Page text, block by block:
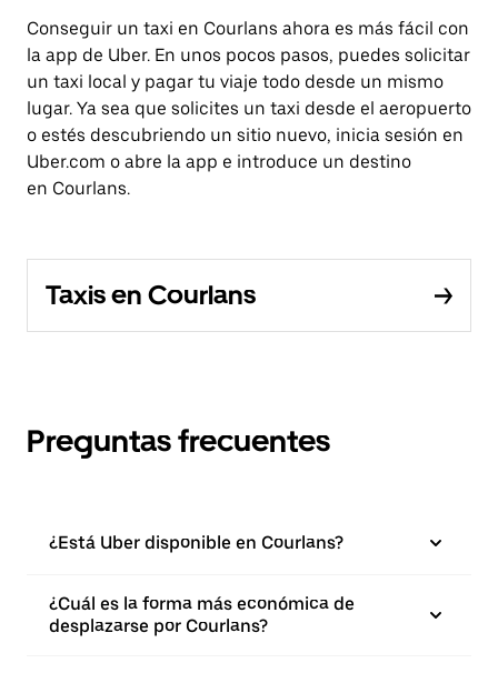
Conseguir un taxi en Courlans ahora es más fácil con
la app de Uber. En unos pocos pasos, puedes solicitar
un taxi local y pagar tu viaje todo desde un mismo
lugar. Ya sea que solicites un taxi desde el aeropuerto
o estés descubriendo un sitio nuevo, inicia sesión en
Uber.com o abre la app e introduce un destino
en Courlans.
Taxis en Courlans
Preguntas frecuentes
¿Está Uber disponible en Courlans?
¿Cuál es la forma más económica de
desplazarse por Courlans?